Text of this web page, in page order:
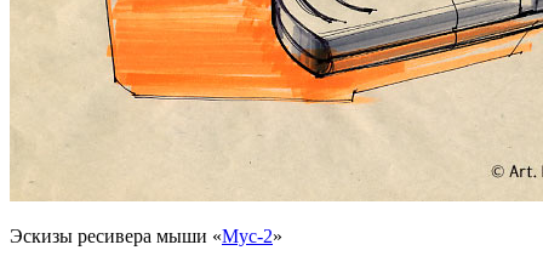
Эскизы ресивера мыши «Мус-2»